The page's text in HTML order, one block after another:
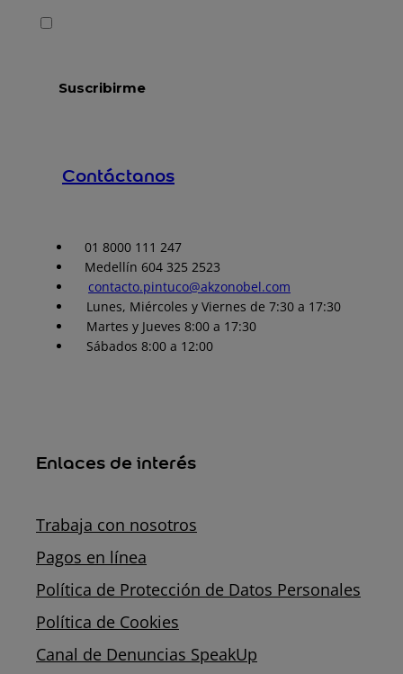
Contáctanos
01 8000 111 247
Medellín 604 325 2523
contacto.pintuco@akzonobel.com
Lunes, Miércoles y Viernes de 7:30 a 17:30
Martes y Jueves 8:00 a 17:30
Sábados 8:00 a 12:00
Enlaces de interés
Trabaja con nosotros
Pagos en línea
Política de Protección de Datos Personales
Política de Cookies
Canal de Denuncias SpeakUp